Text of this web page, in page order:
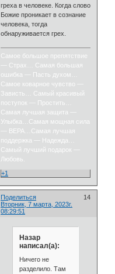
греха в человеке. Когда слово
Божие проникает в сознание
человека, тогда
обнаруживается грех.
Самое большое препятствие
— Страх… Самая большая
ошибка — Пасть духом…
Самое коварное чувство —
Зависть… Самый красивый
поступок — Простить…
Самая лучшая защита —
Улыбка…Самая мощная сила
— ВЕРА…Самая лучшая
поддержка — Надежда…
Самый лучший подарок —
Любовь.
+1
Поделиться
14
Вторник, 7 марта, 2023г.
08:29:51
Назар
написал(а):
Ничего не
разделило. Там